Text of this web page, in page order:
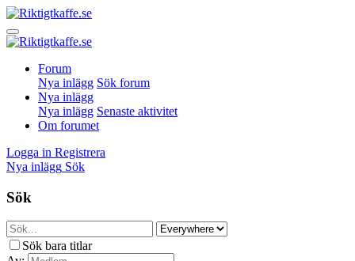
Forum
Nya inlägg Sök forum
Nya inlägg
Nya inlägg Senaste aktivitet
Om forumet
Logga in Registrera
Nya inlägg Sök
Sök
Sök bara titlar